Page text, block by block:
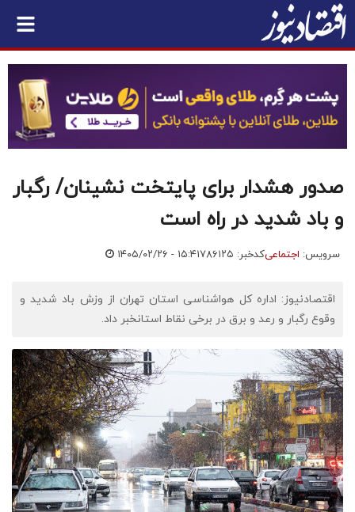
صدور هشدار برای پایتخت نشینان/ رگبار
و باد شدید در راه است
سرویس: اجتماعیکدخبر: ۷۸۶۱۲۵ ۱۴۰۵/۰۲/۲۶ - ۱۵:۴۱
اقتصادنیوز: اداره کل هواشناسی استان تهران از وزش باد شدید و
وقوع رگبار و رعد و برق در برخی نقاط استانخبر داد.